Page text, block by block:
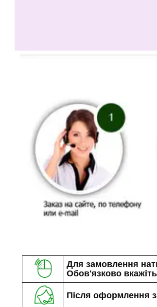
Для замовлення
Обов'язково
Після оформлення